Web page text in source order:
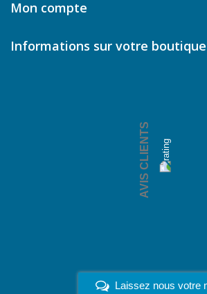
Laissez nous votre
Mon compte
Informations sur votre boutique
AVIS CLIENTS